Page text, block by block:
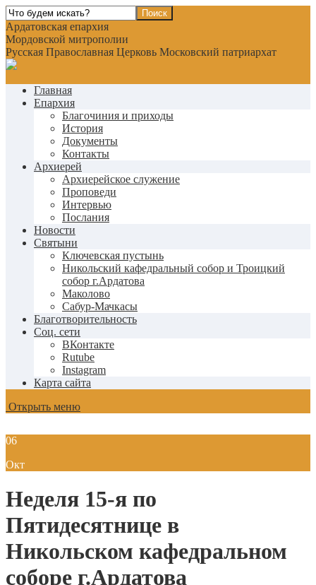
Ардатовская епархия
Мордовской митрополии
Русская Православная Церковь Московский патриархат
Главная
Епархия
Благочиния и приходы
История
Документы
Контакты
Архиерей
Архиерейское служение
Проповеди
Интервью
Послания
Новости
Святыни
Ключевская пустынь
Никольский кафедральный собор и Троицкий
собор г.Ардатова
Маколово
Сабур-Мачкасы
Благотворительность
Соц. сети
ВКонтакте
Rutube
Instagram
Карта сайта
Открыть меню
06
Окт
Неделя 15-я по
Пятидесятнице в
Никольском кафедральном
соборе г.Ардатова